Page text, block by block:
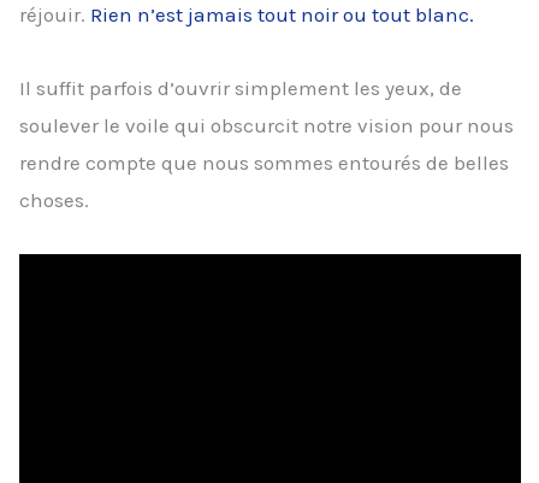
réjouir. Rien n’est jamais tout noir ou tout blanc.
Il suffit parfois d’ouvrir simplement les yeux, de
soulever le voile qui obscurcit notre vision pour nous
rendre compte que nous sommes entourés de belles
choses.